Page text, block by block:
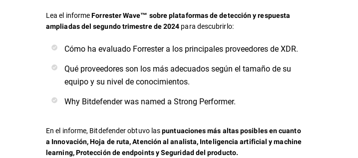
Lea el informeForrester Wave™ sobre plataformas de detección y respuesta
ampliadas del segundo trimestre de 2024 para descubrirlo:
Cómo ha evaluado Forrester a los principales proveedores de XDR.
Qué proveedores son los más adecuados según el tamaño de su
equipo y su nivel de conocimientos.
Why Bitdefender was named a Strong Performer.
En el informe, Bitdefender obtuvo laspuntuaciones más altas posibles en cuanto
a Innovación, Hoja de ruta, Atención al analista, Inteligencia artificial y machine
learning, Protección de endpoints y Seguridad del producto.